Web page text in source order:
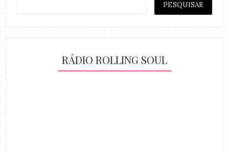
RÁDIO ROLLING SOUL